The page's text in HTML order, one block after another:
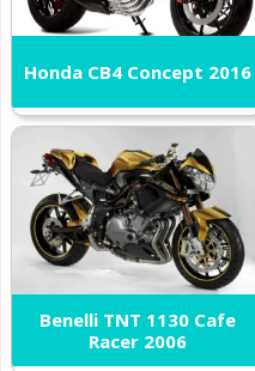
Honda CB4 Concept 2016
Benelli TNT 1130 Cafe
Racer 2006